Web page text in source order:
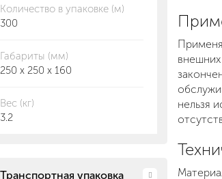
Количество в упаковке (м)
300
Габариты (мм)
250 x 250 x 160
Вес (кг)
3.2
Транспортная упаковка
нельзя